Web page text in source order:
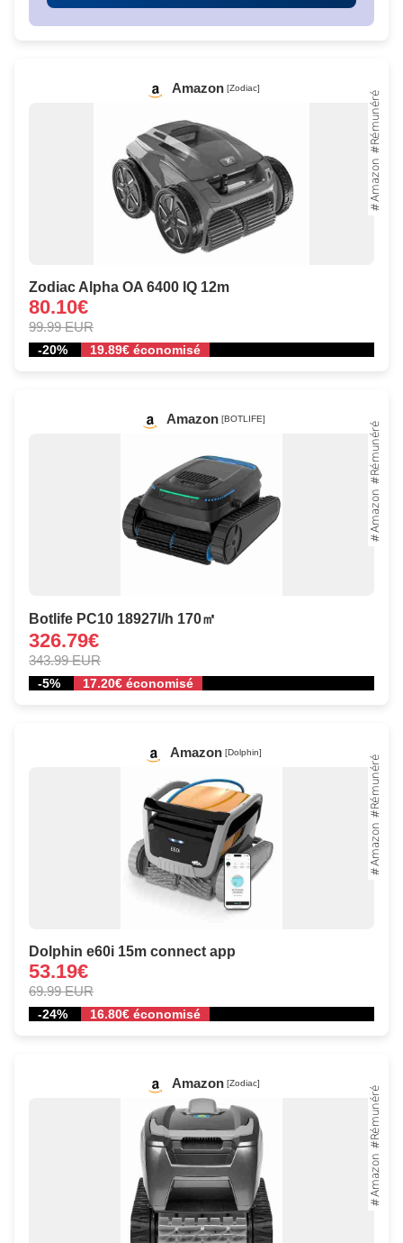
Amazon [Zodiac]
Zodiac Alpha OA 6400 IQ 12m
80.10€
99.99 EUR
-20% 19.89€ économisé
Amazon [BOTLIFE]
Botlife PC10 18927l/h 170㎡
326.79€
343.99 EUR
-5% 17.20€ économisé
Amazon [Dolphin]
Dolphin e60i 15m connect app
53.19€
69.99 EUR
-24% 16.80€ économisé
Amazon [Zodiac]